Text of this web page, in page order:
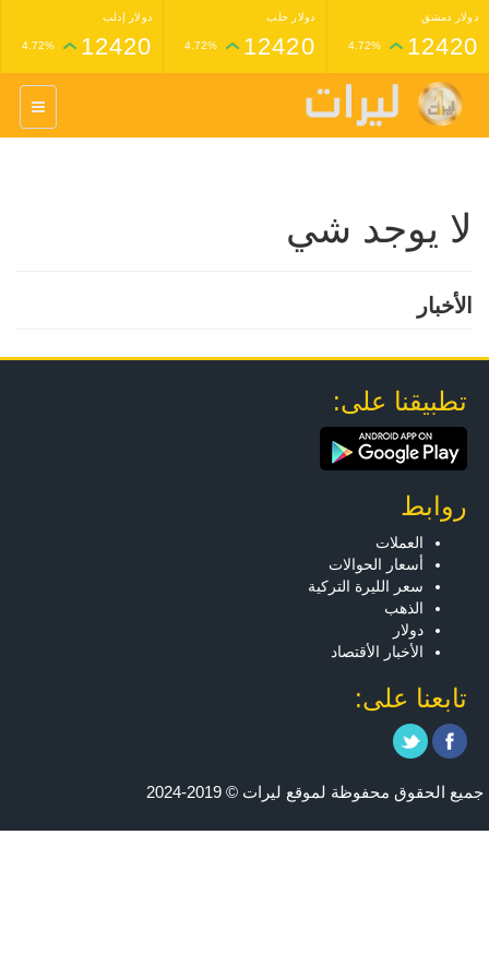
دولار دمشق
12420
4.72%
دولار حلب
12420
4.72%
دولار إدلب
12420
4.72%
غرام عيار 24 ذهب
1,398,000
4.33%
1,227,000
لا يوجد شي
الأخبار
تطبيقنا على:
روابط
العملات
أسعار الحوالات
سعر الليرة التركية
الذهب
دولار
الأخبار الأقتصاد
تابعنا على:
جميع الحقوق محفوظة لموقع ليرات © 2019-2024